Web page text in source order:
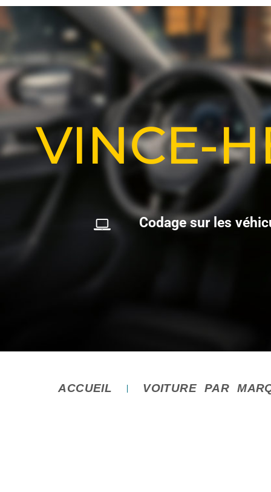
VINCE-
Codage sur les véhic
ACCUEIL VOITURE PAR